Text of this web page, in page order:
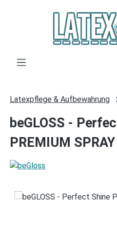
Zum Hauptinhalt springen
Latexpflege & Aufbewahrung
beGLOSS -
PREMIUM
Bildergalerie überspringen